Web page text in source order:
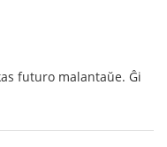
futuro malantaŭe. Ĝi